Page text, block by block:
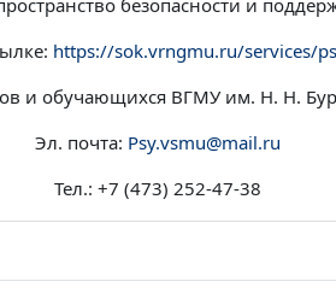
безопасности и
https://sok.vrngmu.ru/services/
и обучающихся ВГМУ им. Н. Н.
Эл. почта: Psy.vsmu@mail.ru
Тел.: +7 (473) 252-47-38